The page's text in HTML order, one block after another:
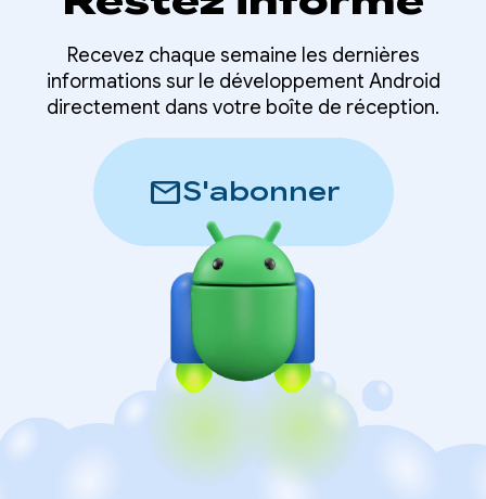
Recevez chaque semaine les dernières
informations sur le développement Android
directement dans votre boîte de réception.
mailS'abonner